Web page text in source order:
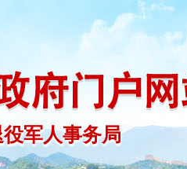
军人事务局
军人事务局